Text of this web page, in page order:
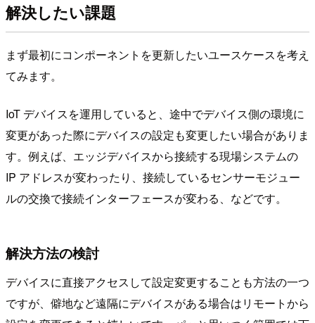
解決したい課題
まず最初にコンポーネントを更新したいユースケースを考え
てみます。
IoT デバイスを運用していると、途中でデバイス側の環境に
変更があった際にデバイスの設定も変更したい場合がありま
す。例えば、エッジデバイスから接続する現場システムの
IP アドレスが変わったり、接続しているセンサーモジュー
ルの交換で接続インターフェースが変わる、などです。
解決方法の検討
デバイスに直接アクセスして設定変更することも方法の一つ
ですが、僻地など遠隔にデバイスがある場合はリモートから